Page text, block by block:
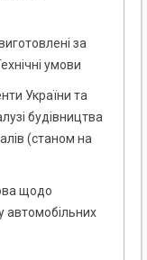
за
умови
України та
будівництва
(станом на
щодо
автомобільних